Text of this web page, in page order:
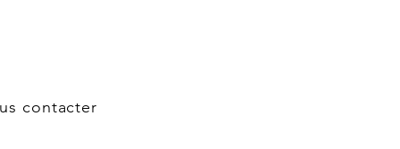
contacter